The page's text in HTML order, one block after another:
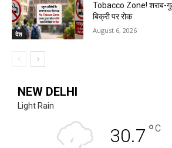
देश
Tobacco Zone! शराब-
बिक्री पर रोक
August 6, 2026
NEW DELHI
Light Rain
30.7 °C